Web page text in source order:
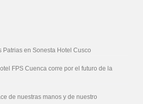
Patrias en Sonesta Hotel Cusco
FPS Cuenca corre por el futuro de la
de nuestras manos y de nuestro